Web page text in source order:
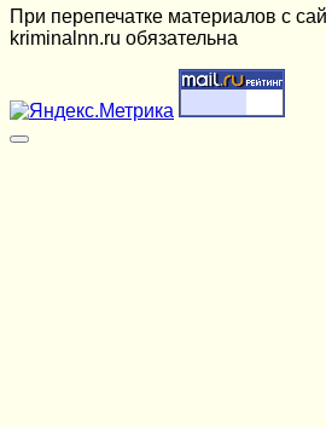
При перепечатке материалов c
kriminalnn.ru обязательна